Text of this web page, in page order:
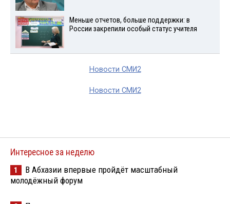
Меньше отчетов, больше поддержки: в
России закрепили особый статус учителя
Новости СМИ2
Новости СМИ2
Интересное за неделю
1
В Абхазии впервые пройдёт масштабный
молодёжный форум